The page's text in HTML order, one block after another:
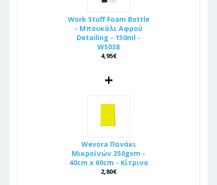
Work Stuff Foam Bottle
- Μπουκάλι Αφρού
Detailing - 150ml -
WS038
4,95€
+
Wevora Πανάκι
Μικροϊνών 350gsm -
40cm x 60cm - Κίτρινο
2,80€